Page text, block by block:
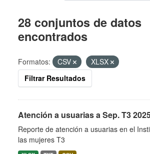
28 conjuntos de datos
encontrados
Formatos: CSV
XLSX
Filtrar Resultados
Atención a usuarias a Sep. T3
Reporte de atención a usuarias en el
las mujeres T3